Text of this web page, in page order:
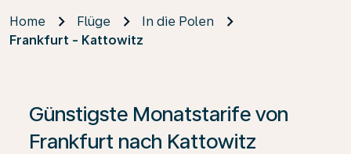
Home Flüge
In die Polen
Frankfurt - Kattowitz
Günstigste Monatstarife von
Frankfurt nach Kattowitz
Wenn keine Ergebnisse gefunden wurden, klicken